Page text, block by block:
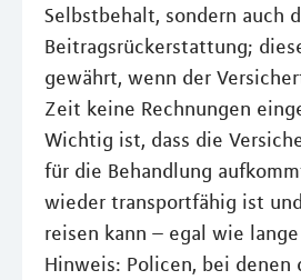
Selbstbehalt, sondern auch
Beitragsrückerstattung;
gewährt, wenn der
Zeit keine Rechnungen
Wichtig ist, dass die
für die Behandlung
wieder transportfähig ist
reisen kann – egal wie
Hinweis: Policen, bei denen